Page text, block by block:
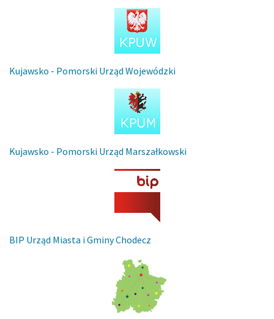
Kujawsko - Pomorski Urząd Wojewódzki
Kujawsko - Pomorski Urząd Marszałkowski
BIP Urząd Miasta i Gminy Chodecz